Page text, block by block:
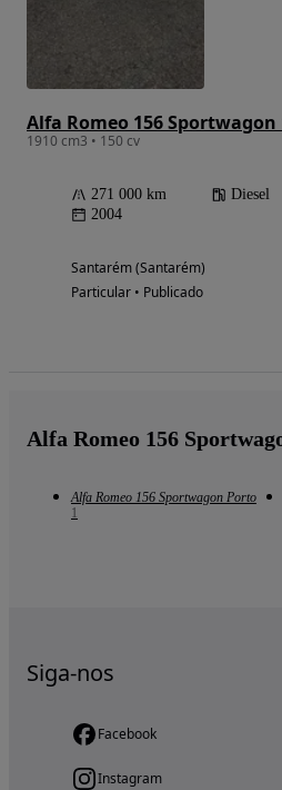
1910 cm3 • 150 cv
271 000 km Diesel
2004
Santarém (Santarém)
Particular • Publicado
Alfa Romeo 156
Alfa Romeo 156 Sportwagon Porto
1
Siga-nos
Facebook
Instagram